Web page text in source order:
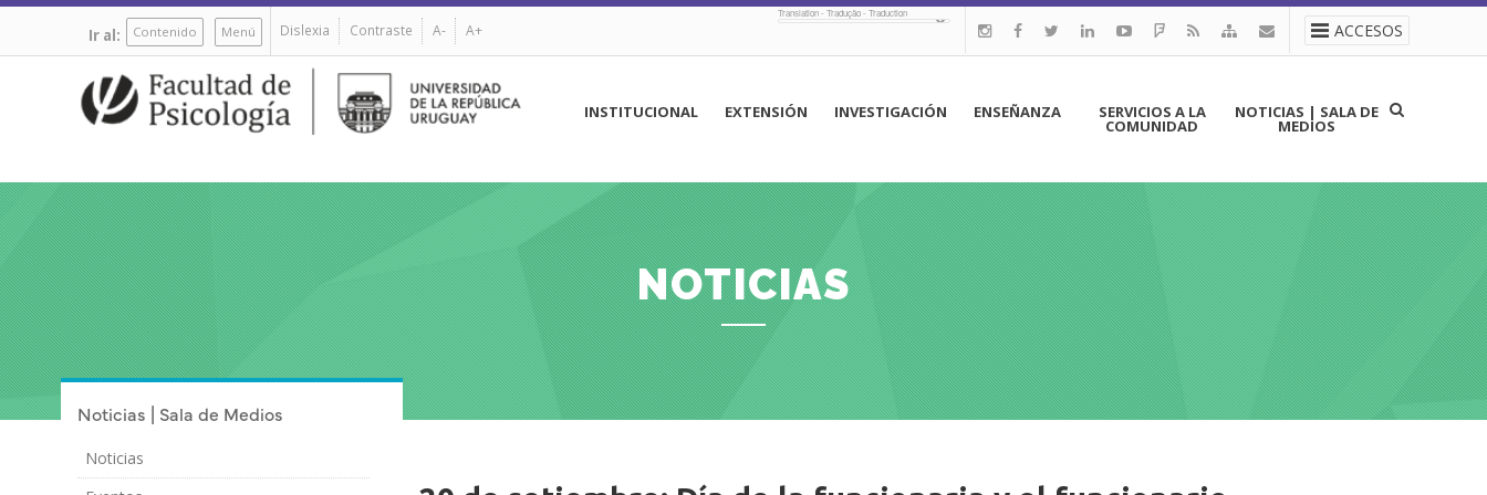
Pasar
contenido
Ir al: Contenido Menú Dislexia Contraste A- A+ ACCESOS
Translation - Tradução - Traduction
principal
INSTITUCIONAL EXTENSIÓN INVESTIGACIÓN ENSEÑANZA SERVICIOS A LA
COMUNIDAD
NOTICIAS | SALA DE
MEDIOS
NOTICIAS
Noticias | Sala de Medios
Noticias